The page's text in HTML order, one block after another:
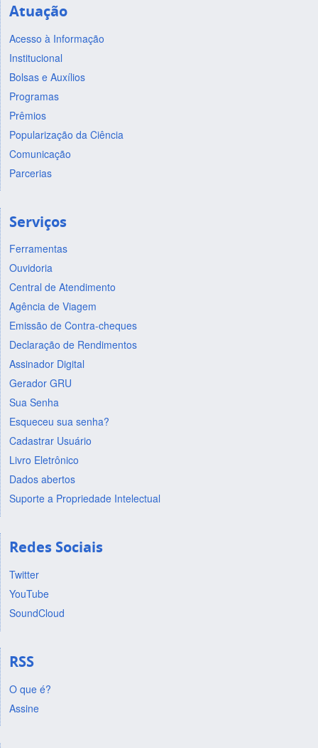
Atuação
Acesso à Informação
Institucional
Bolsas e Auxílios
Programas
Prêmios
Popularização da Ciência
Comunicação
Parcerias
Serviços
Ferramentas
Ouvidoria
Central de Atendimento
Agência de Viagem
Emissão de Contra-cheques
Declaração de Rendimentos
Assinador Digital
Gerador GRU
Sua Senha
Esqueceu sua senha?
Cadastrar Usuário
Livro Eletrônico
Dados abertos
Suporte a Propriedade Intelectual
Redes Sociais
Twitter
YouTube
SoundCloud
RSS
O que é?
Assine